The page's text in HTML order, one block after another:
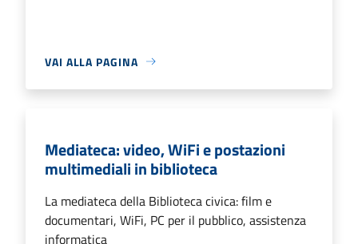
VAI ALLA PAGINA
Mediateca: video, WiFi e postazioni
multimediali in biblioteca
La mediateca della Biblioteca civica: film e
documentari, WiFi, PC per il pubblico, assistenza
informatica